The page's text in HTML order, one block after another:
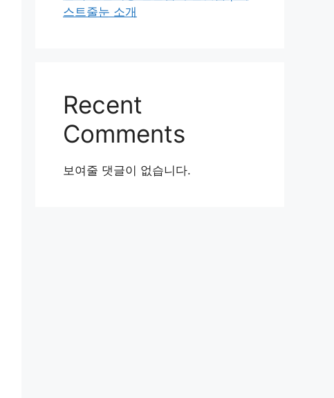
스트줄눈 소개
Recent
Comments
보여줄 댓글이 없습니다.